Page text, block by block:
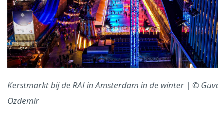
Kerstmarkt bij de RAI in Amsterdam in de winter | ©
Ozdemir